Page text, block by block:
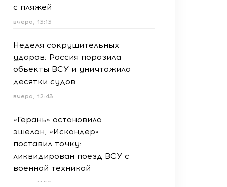
с пляжей
вчера, 13:13
Неделя сокрушительных
ударов: Россия поразила
объекты ВСУ и уничтожила
десятки судов
вчера, 12:43
«Герань» остановила
эшелон, «Искандер»
поставил точку:
ликвидирован поезд ВСУ с
военной техникой
вчера, 11:56